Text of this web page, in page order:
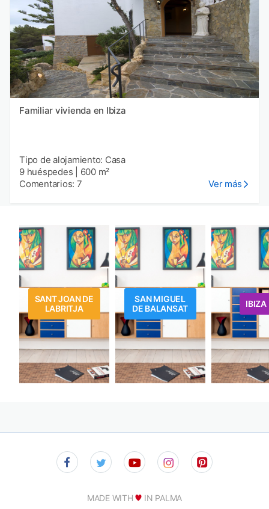
Familiar vivienda en Ibiza
Tipo de alojamiento: Casa
9 huéspedes
600 m²
Comentarios: 7
Ver más
SANT JOAN DE
LABRITJA
SAN MIGUEL
DE BALANSAT
IBIZA
MADE WITH IN PALMA